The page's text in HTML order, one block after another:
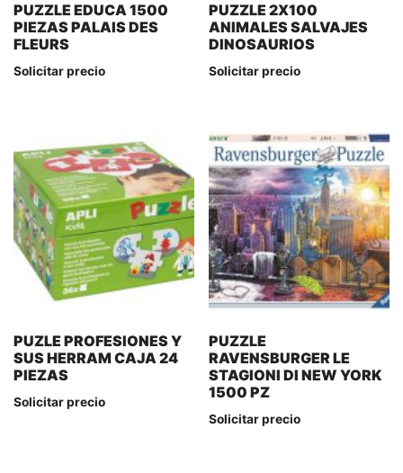
PUZZLE EDUCA 1500
PIEZAS PALAIS DES
FLEURS
Solicitar precio
PUZZLE 2X100
ANIMALES SALVAJES
DINOSAURIOS
Solicitar precio
PUZLE PROFESIONES Y
SUS HERRAM CAJA 24
PIEZAS
Solicitar precio
PUZZLE
RAVENSBURGER LE
STAGIONI DI NEW YORK
1500 PZ
Solicitar precio